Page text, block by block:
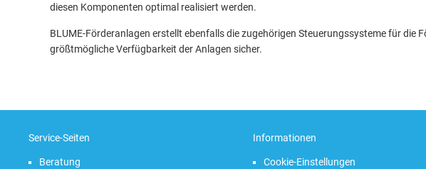
diesen Komponenten optimal realisiert werden.
BLUME-Förderanlagen erstellt ebenfalls die zugehörigen Steuerungssysteme für die
größtmögliche Verfügbarkeit der Anlagen sicher.
Service-Seiten
Beratung
Informationen
Cookie-Einstellungen